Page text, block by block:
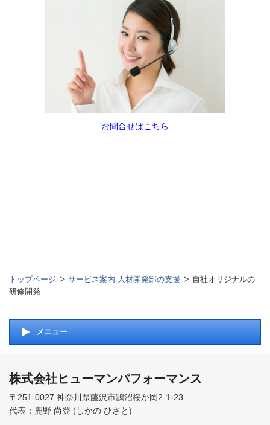
お問合せはこちら
トップページ サービス案内-人材開発部の支援
自社オリジナルの
研修開発
メニュー
株式会社ヒューマンパフォーマンス
〒251-0027 神奈川県藤沢市鵠沼桜が岡2-1-23
代表：鹿野 尚登 (しかの ひさと)